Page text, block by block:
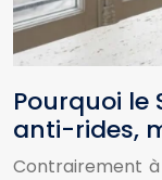
Pourquoi le
anti-rides,
Contrairement